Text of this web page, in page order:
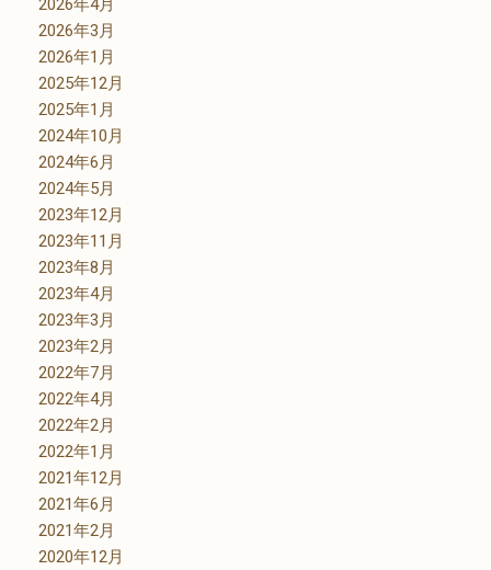
2026年3月
2026年1月
2025年12月
2025年1月
2024年10月
2024年6月
2024年5月
2023年12月
2023年11月
2023年8月
2023年4月
2023年3月
2023年2月
2022年7月
2022年4月
2022年2月
2022年1月
2021年12月
2021年6月
2021年2月
2020年12月